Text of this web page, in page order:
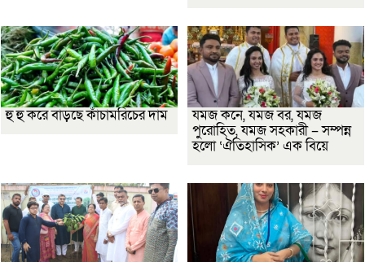
হু হু করে বাড়ছে কাঁচামরিচের দাম
যমজ কনে, যমজ বর, যমজ
পুরোহিত, যমজ সহকারী – সম্পন্ন
হলো ‘ঐতিহাসিক’ এক বিয়ে